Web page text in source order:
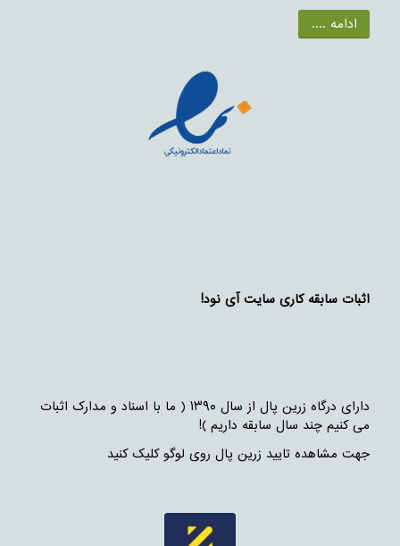
ادامه ....
اثبات سابقه کاری سایت آی نود!
دارای درگاه زرین پال از سال ۱۳۹۰ ( ما با اسناد و مدارک اثبات
می کنیم چند سال سابقه داریم )!
جهت مشاهده تایید زرین پال روی لوگو کلیک کنید